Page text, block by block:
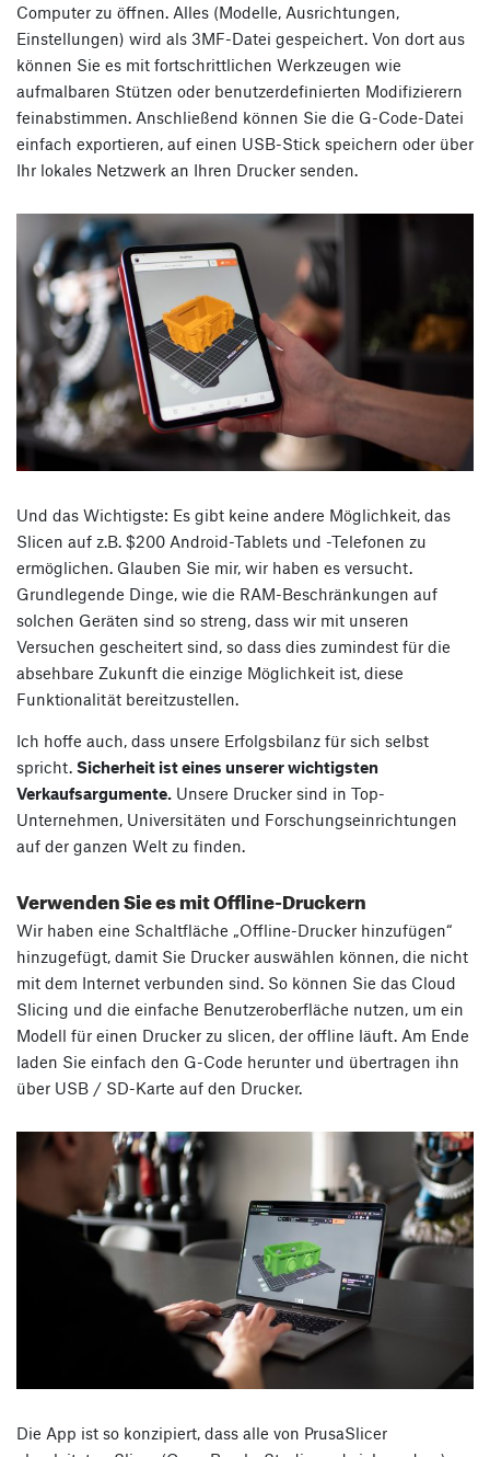
Computer zu öffnen. Alles (Modelle, Ausrichtungen,
Einstellungen) wird als 3MF-Datei gespeichert. Von dort aus
können Sie es mit fortschrittlichen Werkzeugen wie
aufmalbaren Stützen oder benutzerdefinierten Modifizierern
feinabstimmen. Anschließend können Sie die G-Code-Datei
einfach exportieren, auf einen USB-Stick speichern oder über
Ihr lokales Netzwerk an Ihren Drucker senden.
Und das Wichtigste: Es gibt keine andere Möglichkeit, das
Slicen auf z.B. $200 Android-Tablets und -Telefonen zu
ermöglichen. Glauben Sie mir, wir haben es versucht.
Grundlegende Dinge, wie die RAM-Beschränkungen auf
solchen Geräten sind so streng, dass wir mit unseren
Versuchen gescheitert sind, so dass dies zumindest für die
absehbare Zukunft die einzige Möglichkeit ist, diese
Funktionalität bereitzustellen.
Ich hoffe auch, dass unsere Erfolgsbilanz für sich selbst
spricht. Sicherheit ist eines unserer wichtigsten
Verkaufsargumente. Unsere Drucker sind in Top-
Unternehmen, Universitäten und Forschungseinrichtungen
auf der ganzen Welt zu finden.
Verwenden Sie es mit Offline-Druckern
Wir haben eine Schaltfläche „Offline-Drucker hinzufügen“
hinzugefügt, damit Sie Drucker auswählen können, die nicht
mit dem Internet verbunden sind. So können Sie das Cloud
Slicing und die einfache Benutzeroberfläche nutzen, um ein
Modell für einen Drucker zu slicen, der offline läuft. Am Ende
laden Sie einfach den G-Code herunter und übertragen ihn
über USB / SD-Karte auf den Drucker.
Die App ist so konzipiert, dass alle von PrusaSlicer